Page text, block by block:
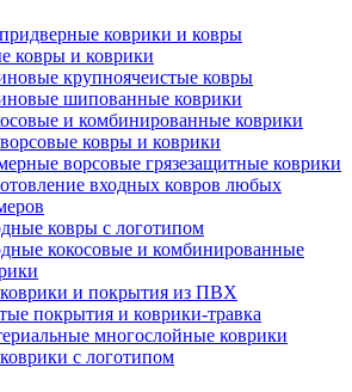
коврики и ковры
ковры и коврики
крупноячеистые ковры
шипованные коврики
и комбинированные коврики
ковры и коврики
ворсовые грязезащитные коврики
входных ковров любых
ковры с логотипом
кокосовые и комбинированные
и покрытия из ПВХ
покрытия и коврики-травка
многослойные коврики
с логотипом